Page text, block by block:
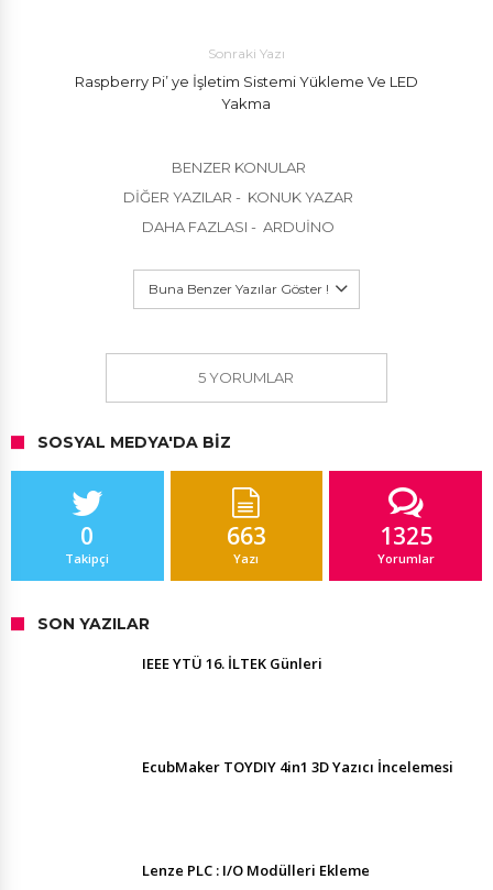
Sonraki Yazı
Raspberry Pi’ ye İşletim Sistemi Yükleme Ve LED
Yakma
BENZER KONULAR
DIĞER YAZILAR - KONUK YAZAR
DAHA FAZLASI - ARDUINO
Buna Benzer Yazılar Göster !
5 YORUMLAR
SOSYAL MEDYA'DA BIZ
0
Takipçi
663
Yazı
1325
Yorumlar
SON YAZILAR
IEEE YTÜ 16. İLTEK Günleri
EcubMaker TOYDIY 4in1 3D Yazıcı İncelemesi
Lenze PLC : I/O Modülleri Ekleme